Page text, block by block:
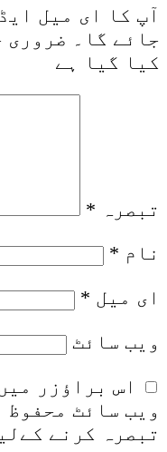
آپ کا ای میل
جائے گا۔
ضروری
کیا گیا ہے
تبصرہ *
نام *
ای میل *
ویب‌ سائٹ
اس براؤزر
ویب سائٹ
تبصرہ کرنے